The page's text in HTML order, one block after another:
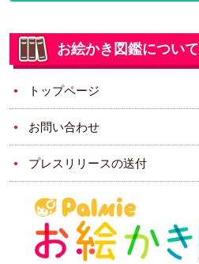
お絵かき図鑑について
トップページ
お問い合わせ
プレスリリースの送付